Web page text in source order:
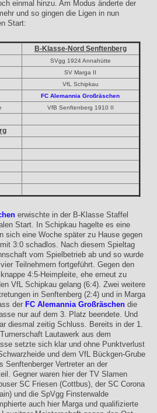
einmal hinzu. Am Modus änderte der
und so gingen die Ligen in nun
Start:
B-Klasse-Nord Senftenberg
SVgg 1924 Annahütte
SV Marga II
VfL Schipkau
FC Alemannia Großräschen
VfB Senftenberg 1910 II
erwischte in der B-Klasse Staffel
Start. In Schipkau hagelte es eine
sich eine Woche später zu Hause gegen
3:0 schadlos. Nach diesem Spieltag
vom Spielbetrieb ab und so wurde
Teilnehmern fortgeführt. Gegen den
4:5-Heimpleite, ehe erneut zu
VfL Schipkau gelang (6:4). Zwei weitere
in Senftenberg (2:4) und in Marga
der FC Alemannia Großräschendie
nur auf dem 3. Platz beendete. Und
diesmal zeitig Schluss. Bereits in der 1.
Lautawerk aus dem
setzte sich klar und ohne Punktverlust
und dem VfL Bückgen-Grube
Senftenberger Vertreter an der
Gegner waren hier der TV Slamen
SC Friesen (Cottbus), der SC Corona
und die SpVgg Finsterwalde
auch hier Marga und qualifizierte